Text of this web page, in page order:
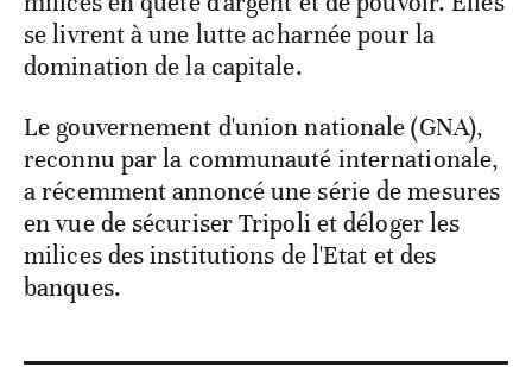
se livrent à une lutte acharnée pour la
domination de la capitale.
Le gouvernement d'union nationale (GNA),
reconnu par la communauté internationale,
a récemment annoncé une série de mesures
en vue de sécuriser Tripoli et déloger les
milices des institutions de l'Etat et des
banques.